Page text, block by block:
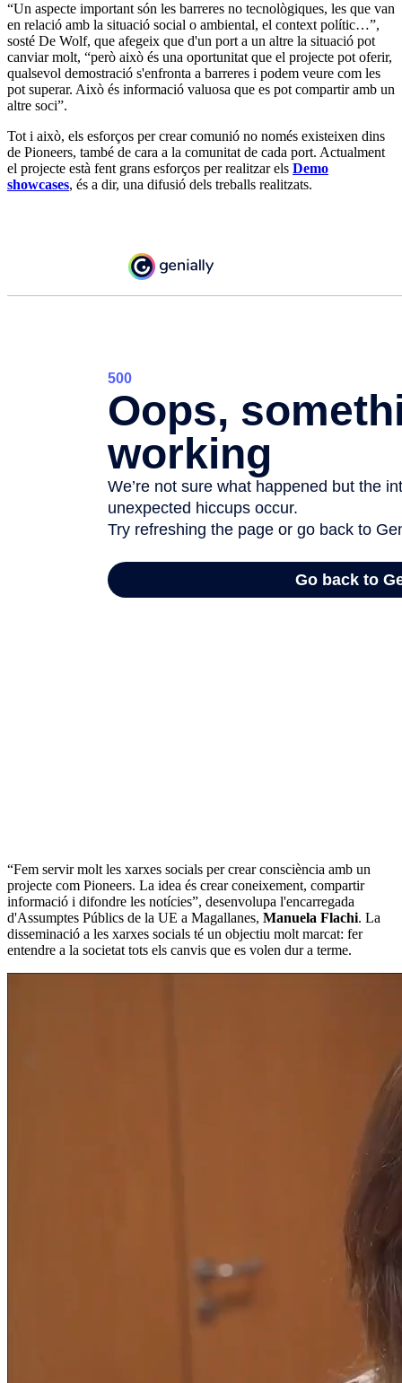
“Un aspecte important són les barreres no tecnològiques, les que van
en relació amb la situació social o ambiental, el context polític…”,
sosté De Wolf, que afegeix que d'un port a un altre la situació pot
canviar molt, “però això és una oportunitat que el projecte pot oferir,
qualsevol demostració s'enfronta a barreres i podem veure com les
pot superar. Això és informació valuosa que es pot compartir amb un
altre soci”.
Tot i això, els esforços per crear comunió no només existeixen dins
de Pioneers, també de cara a la comunitat de cada port. Actualment
el projecte està fent grans esforços per realitzar els Demo
showcases, és a dir, una difusió dels treballs realitzats.
“Fem servir molt les xarxes socials per crear consciència amb un
projecte com Pioneers. La idea és crear coneixement, compartir
informació i difondre les notícies”, desenvolupa l'encarregada
d'Assumptes Públics de la UE a Magallanes, Manuela Flachi. La
disseminació a les xarxes socials té un objectiu molt marcat: fer
entendre a la societat tots els canvis que es volen dur a terme.